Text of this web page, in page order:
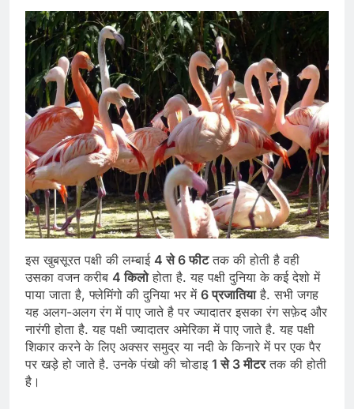
इस खुबसूरत पक्षी की लम्बाई 4 से 6 फीटतक की होती है वही
उसका वजन करीब 4 किलोहोता है. यह पक्षी दुनिया के कई देशो में
पाया जाता है, फ्लेमिंगो की दुनिया भर में 6 प्रजातियाहै. सभी जगह
यह अलग-अलग रंग में पाए जाते है पर ज्यादातर इसका रंग सफ़ेद और
नारंगी होता है. यह पक्षी ज्यादातर अमेरिका में पाए जाते है. यह पक्षी
शिकार करने के लिए अक्सर समुद्र या नदी के किनारे में पर एक पैर
पर खड़े हो जाते है. उनके पंखो की चोडाइ 1 से 3 मीटरतक की होती
है।